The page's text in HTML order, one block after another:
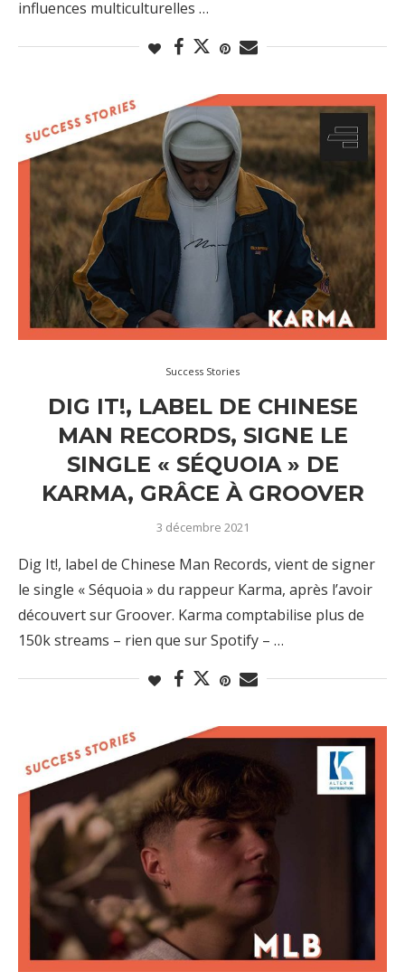
influences multiculturelles …
Success Stories
DIG IT!, LABEL DE CHINESE
MAN RECORDS, SIGNE LE
SINGLE « SÉQUOIA » DE
KARMA, GRÂCE À GROOVER
3 décembre 2021
Dig It!, label de Chinese Man Records, vient de signer
le single « Séquoia » du rappeur Karma, après l’avoir
découvert sur Groover. Karma comptabilise plus de
150k streams – rien que sur Spotify – …